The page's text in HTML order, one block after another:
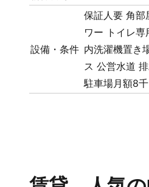
設備・条件
保証人要 角部
ワー トイレ専
内洗濯機置き
ス 公営水道
駐車場月額8